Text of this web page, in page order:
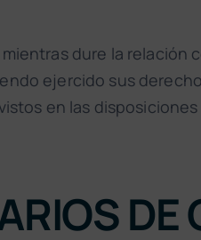
dure la
ejercido sus
en las
DE